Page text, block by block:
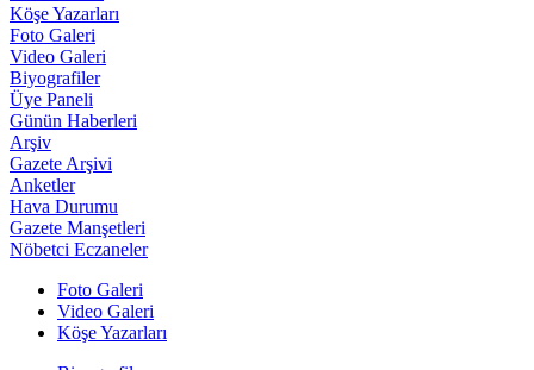
Köşe Yazarları
Foto Galeri
Video Galeri
Biyografiler
Üye Paneli
Günün Haberleri
Arşiv
Gazete Arşivi
Anketler
Hava Durumu
Gazete Manşetleri
Nöbetci Eczaneler
Foto Galeri
Video Galeri
Köşe Yazarları